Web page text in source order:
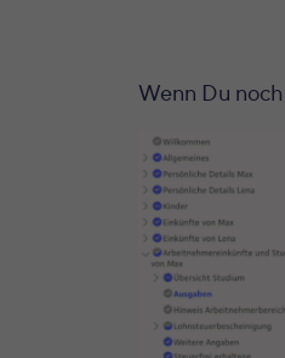
Wenn Du